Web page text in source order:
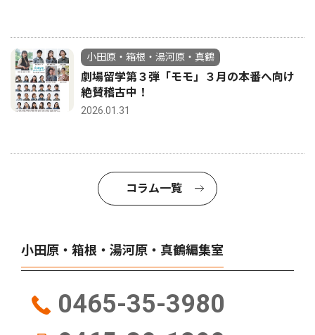
小田原・箱根・湯河原・真鶴
劇場留学第３弾「モモ」３月の本番へ向け
絶賛稽古中！
2026.01.31
コラム一覧
小田原・箱根・湯河原・真鶴編集室
0465-35-3980